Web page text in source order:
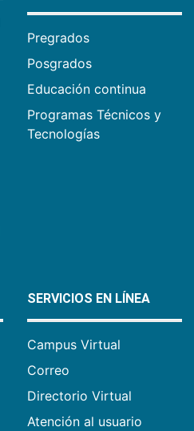
Pregrados
Posgrados
Educación continua
Programas Técnicos y
Tecnologías
SERVICIOS EN LÍNEA
Campus Virtual
Correo
Directorio Virtual
Atención al usuario